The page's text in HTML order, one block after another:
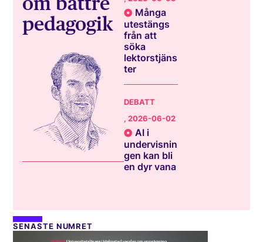
pedagogik
Många
utestängs
från att
söka
lektorstjäns
ter
DEBATT
, 2026-06-02
AI i
undervisnin
gen kan bli
en dyr vana
SENASTE NUMRET